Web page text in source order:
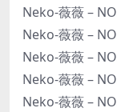
Neko-薇薇 –
Neko-薇薇 –
Neko-薇薇 –
Neko-薇薇 –
Neko-薇薇 –